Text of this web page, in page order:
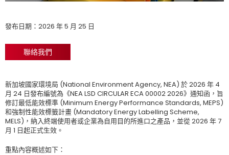
發布日期：2026 年 5 月 25 日
聯絡我們
新加坡國家環境局 (National Environment Agency, NEA) 於 2026 年 4
月 24 日發布編號為《NEA LSD CIRCULAR ECA 00002 2026》通知函，旨
修訂最低能效標準 (Minimum Energy Performance Standards, MEPS)
和強制性能效標籤計畫 (Mandatory Energy Labelling Scheme,
MELS)，納入終端使用者或企業為自用目的所進口之產品，並從 2026 年 7
月 1 日起正式生效。
重點內容概述如下：